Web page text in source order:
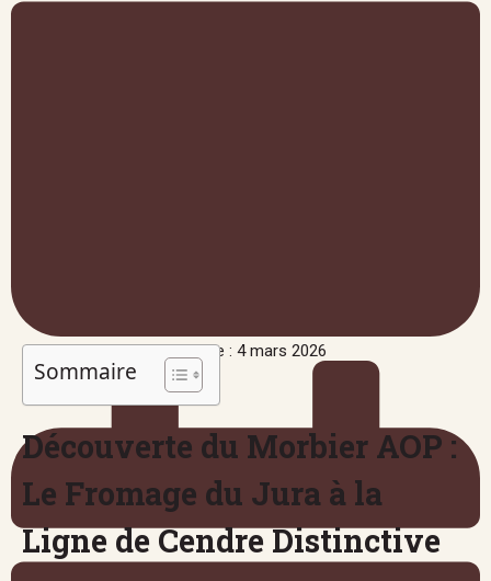
Publié le : 4 mars 2026
Sommaire
Découverte du Morbier AOP :
Le Fromage du Jura à la
Ligne de Cendre Distinctive